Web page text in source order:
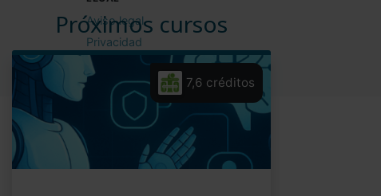
Próximos cursos
7,6 créditos
Aviso legal
Privacidad
Cookies
Condiciones de uso